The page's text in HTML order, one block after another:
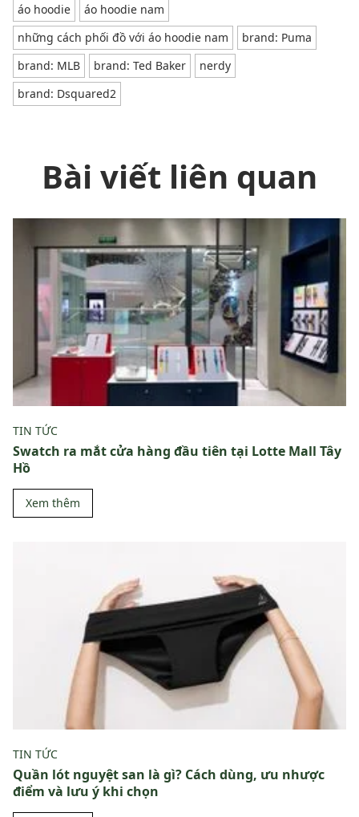
áo hoodie
áo hoodie nam
những cách phối đồ với áo hoodie nam
brand: Puma
brand: MLB
brand: Ted Baker
nerdy
brand: Dsquared2
Bài viết liên quan
TIN TỨC
Swatch ra mắt cửa hàng đầu tiên tại Lotte Mall Tây
Hồ
Xem thêm
TIN TỨC
Quần lót nguyệt san là gì? Cách dùng, ưu nhược
điểm và lưu ý khi chọn